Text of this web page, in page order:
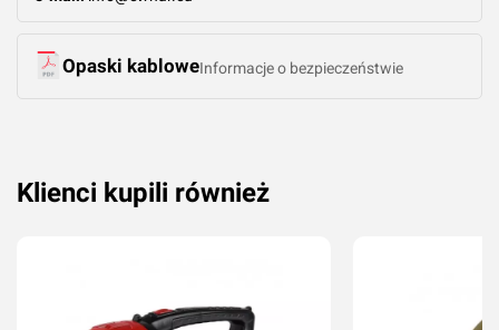
Opaski kabloweInformacje o bezpieczeństwie
Klienci kupili również